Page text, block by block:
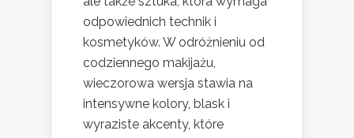
odpowiednich technik i
kosmetyków. W odróżnieniu od
codziennego makijażu,
wieczorowa wersja stawia na
intensywne kolory, blask i
wyraziste akcenty, które